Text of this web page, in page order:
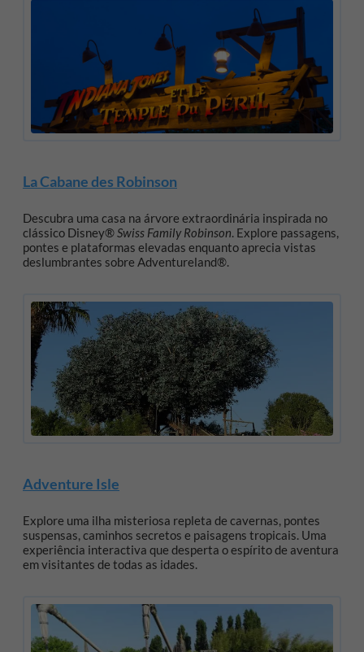
La Cabane des Robinson
Descubra uma casa na árvore extraordinária inspirada no
clássico Disney®Swiss Family Robinson. Explore passagens,
pontes e plataformas elevadas enquanto aprecia vistas
deslumbrantes sobre Adventureland®.
Adventure Isle
Explore uma ilha misteriosa repleta de cavernas, pontes
suspensas, caminhos secretos e paisagens tropicais. Uma
experiência interactiva que desperta o espírito de aventura
em visitantes de todas as idades.